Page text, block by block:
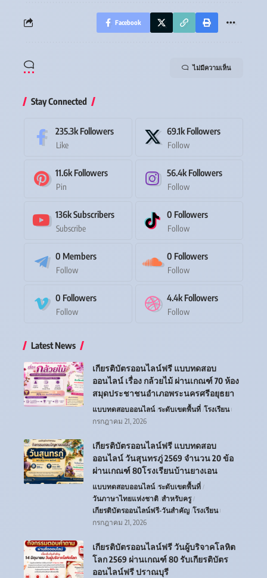
Facebook
ไม่มีความเห็น
Stay Connected
235.3k Followers
Like
69.1k Followers
Follow
11.6k Followers
Pin
56.4k Followers
Follow
136kSubscribers
Subscribe
0 Followers
Follow
0 Members
Follow
0 Followers
Follow
0 Followers
Follow
4.4k Followers
Follow
Latest News
เกียรติบัตรออนไลน์ฟรี แบบทดสอบ
ออนไลน์ เรื่อง กล้วยไม้ ผ่านเกณฑ์ 70 ห้อง
สมุดประชาชนอำเภอพระนครศรีอยุธยา
แบบทดสอบออนไลน์ ระดับเขตพื้นที่ โรงเรียน
กรกฎาคม 21, 2026
เกียรติบัตรออนไลน์ฟรี แบบทดสอบ
ออนไลน์ วันสุนทรภู่ 2569 จำนวน 20 ข้อ
ผ่านเกณฑ์ 80โรงเรียนบ้านยางเอน
แบบทดสอบออนไลน์ ระดับเขตพื้นที่
วันภาษาไทยแห่งชาติ สำหรับครู
เกียรติบัตรออนไลน์ฟรี-วันสำคัญ โรงเรียน
กรกฎาคม 21, 2026
เกียรติบัตรออนไลน์ฟรี วันผู้บริจาคโลหิต
โลก 2569 ผ่านเกณฑ์ 80 รับเกียรติบัตร
ออนไลน์ฟรี ปราณบุรี